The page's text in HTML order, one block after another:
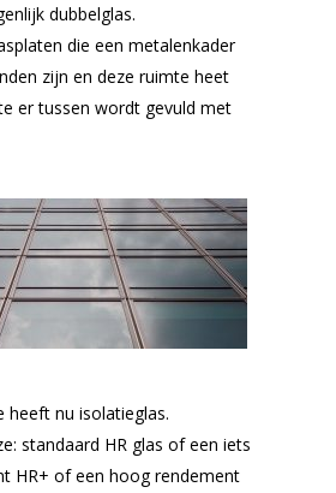
dubbelglas.
die een metalenkader
zijn en deze ruimte heet
er tussen wordt gevuld met
heeft nu isolatieglas.
standaard HR glas of een iets
HR+ of een hoog rendement